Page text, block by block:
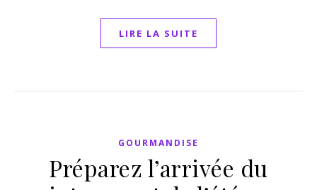
LIRE LA SUITE
GOURMANDISE
Préparez l’arrivée du